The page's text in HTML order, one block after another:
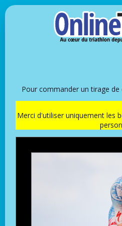
Pour commander un tirage
Merci d'utiliser uniquement les